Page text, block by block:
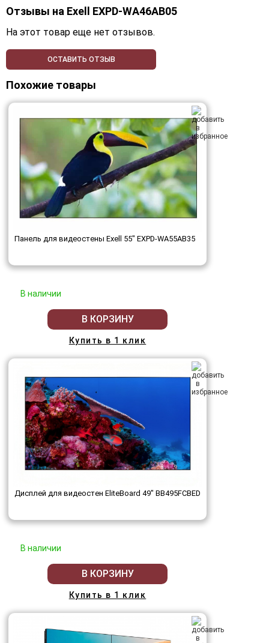
Отзывы на Exell EXPD-WA46AB05
На этот товар еще нет отзывов.
ОСТАВИТЬ ОТЗЫВ
Похожие товары
Панель для видеостены Exell 55" EXPD-WA55AB35
В наличии
В КОРЗИНУ
Купить в 1 клик
Дисплей для видеостен EliteBoard 49" BB495FCBED
В наличии
В КОРЗИНУ
Купить в 1 клик